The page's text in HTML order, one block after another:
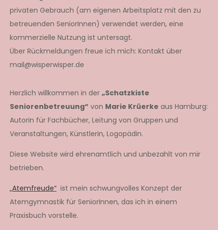
privaten Gebrauch (am eigenen Arbeitsplatz mit den zu
betreuenden SeniorInnen) verwendet werden, eine
kommerzielle Nutzung ist untersagt.
Über Rückmeldungen freue ich mich: Kontakt über
mail@wisperwisper.de
Herzlich willkommen in der „Schatzkiste
Seniorenbetreuung“ von Marie Krüerke aus Hamburg:
Autorin für Fachbücher, Leitung von Gruppen und
Veranstaltungen, Künstlerin, Logopädin.
Diese Website wird ehrenamtlich und unbezahlt von mir
betrieben.
„Atemfreude“ ist mein schwungvolles Konzept der
Atemgymnastik für SeniorInnen, das ich in einem
Praxisbuch vorstelle.